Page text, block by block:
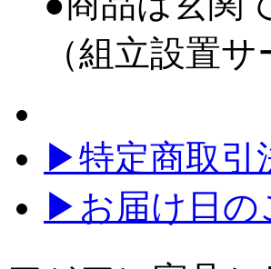
（組立設置
▶特定商取引
▶お届け日の